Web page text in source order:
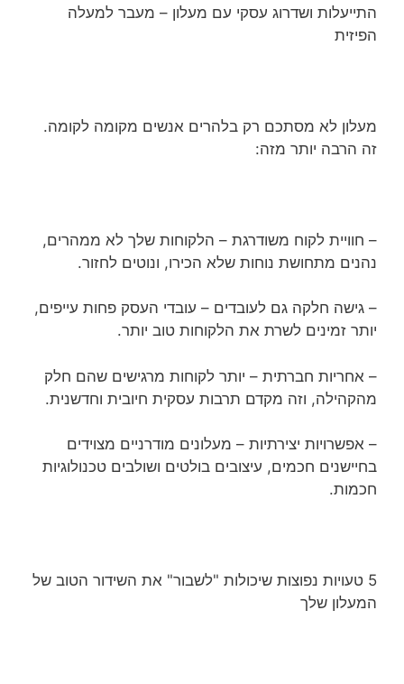
התייעלות ושדרוג עסקי עם מעלון – מעבר למעלה
הפיזית
מעלון לא מסתכם רק בלהרים אנשים מקומה לקומה.
זה הרבה יותר מזה:
– חוויית לקוח משודרגת – הלקוחות שלך לא ממהרים,
נהנים מתחושת נוחות שלא הכירו, ונוטים לחזור.
– גישה חלקה גם לעובדים – עובדי העסק פחות עייפים,
יותר זמינים לשרת את הלקוחות טוב יותר.
– אחריות חברתית – יותר לקוחות מרגישים שהם חלק
מהקהילה, וזה מקדם תרבות עסקית חיובית וחדשנית.
– אפשרויות יצירתיות – מעלונים מודרניים מצוידים
בחיישנים חכמים, עיצובים בולטים ושולבים טכנולוגיות
חכמות.
5 טעויות נפוצות שיכולות "לשבור" את השידור הטוב של
המעלון שלך